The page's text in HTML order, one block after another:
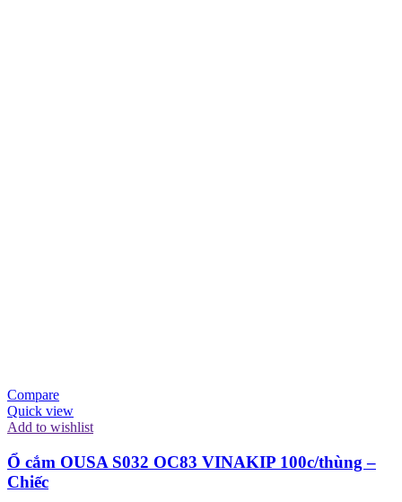
Compare
Quick view
Add to wishlist
Ổ cắm OUSA S032 OC83 VINAKIP 100c/thùng –
Chiếc